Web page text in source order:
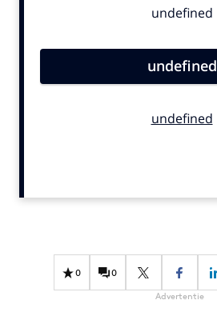
Contentmarketing
Effectiviteit
Gedragsverandering
0 0
Advertentie